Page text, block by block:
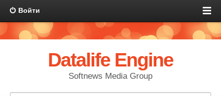
Войти
Datalife Engine
Softnews Media Group